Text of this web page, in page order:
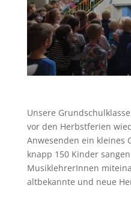
Unsere
vor den Herbstferien
Anwesenden ein kleines
knapp 150 Kinder
MusiklehrerInnen
altbekannte und neue